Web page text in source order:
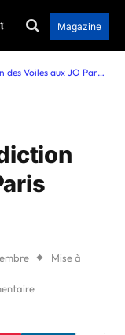
Magazine
Voiles aux JO Paris 2024
Mise à